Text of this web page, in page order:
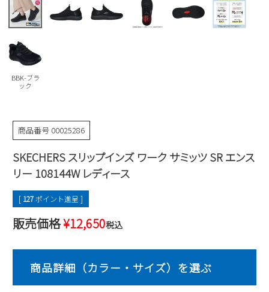
ウェア
Parade
SKECHERS
new balance
puma
ブーツ
ウェア
Parade
SKECHERS
GAP
EDWIN
new balance
SKECHERS
asics
瞬足
ボディバッグ
ビジネスバッグ
ショルダーバッグ
財布
ケア用品
雑貨
店舗一覧
お問い合わせ
メルマガ購買
営業日カレンダー
2026 年8月
日 月 火 水 木 金
土
BBK-ブラ
ック
商品番号 00025286
SKECHERS スリップインズ ワーク サミッツ SR エンス
リー 108144W レディース
[ 127ポイント進呈 ]
販売価格¥12,650税込